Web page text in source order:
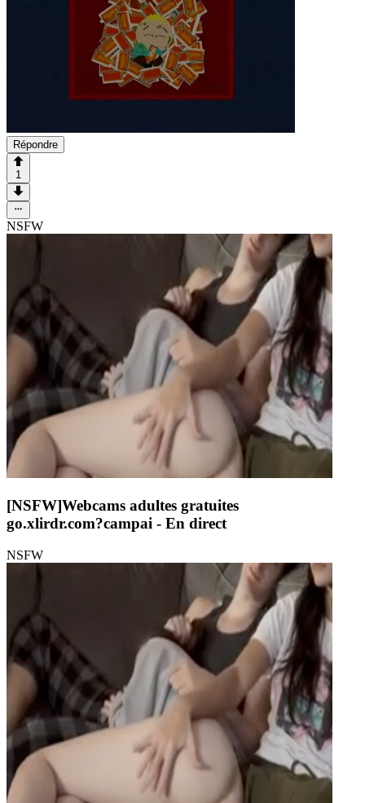
Répondre
1
NSFW
[NSFW]Webcams adultes gratuites
go.xlirdr.com?campai - En direct
NSFW